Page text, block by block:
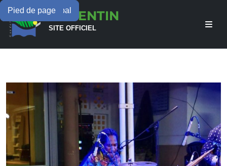
Menu principal
Contenu principal
Pied de pageLAMENTIN
SITE OFFICIEL